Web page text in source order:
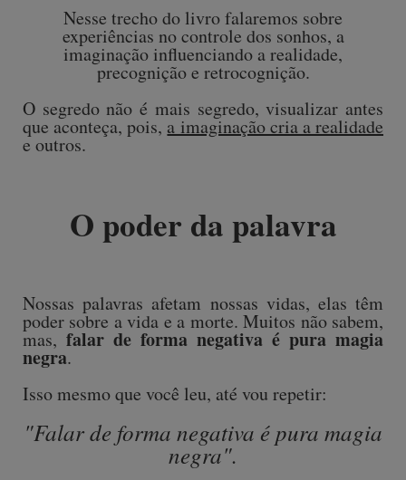
Nesse trecho do livro falaremos sobre
experiências no controle dos sonhos, a
imaginação influenciando a realidade,
precognição e retrocognição.
O segredo não é mais segredo, visualizar antes
que aconteça, pois, a imaginação cria a realidade
e outros.
O poder da palavra
Nossas palavras afetam nossas vidas, elas têm
poder sobre a vida e a morte. Muitos não sabem,
mas, falar de forma negativa é pura magia
negra.
Isso mesmo que você leu, até vou repetir:
"Falar de forma negativa é pura magia
negra".